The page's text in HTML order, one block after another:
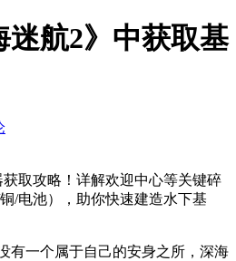
迷航2》中获取基
获取攻略！详解欢迎中心等关键碎
/电池），助你快速建造水下基
有一个属于自己的安身之所，深海